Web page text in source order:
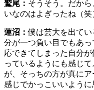
鷲尾： そうそう。だか
いなのはよぎったね（笑
蓮沼：僕は芸大を出て
分が一つ負い目でもあ
応できてしまった自分
っているようにも感じ
が、そっちの方が真に
感じでかっこいいよう